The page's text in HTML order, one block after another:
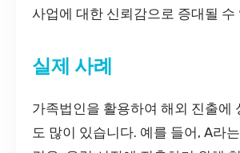
사업에 대한 신뢰감으로 증대될 수
실제 사례
가족법인을 활용하여 해외 진출에
도 많이 있습니다. 예를 들어, A라